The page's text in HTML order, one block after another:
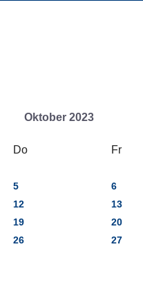
Oktober 2023
Do Fr
5 6
12 13
19 20
26 27